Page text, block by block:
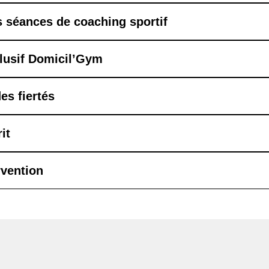
séances de coaching sportif
Domicil’Gym
fiertés